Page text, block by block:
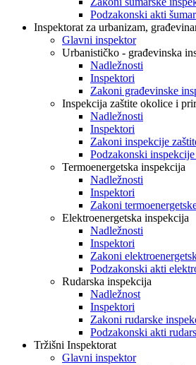
Podzakonski akti
Inspektorat za urbanizam,
Glavni inspektor
Urbanističko - građevinska
Nadležnosti
Inspektori
Zakoni građevinske
Inspekcija zaštite okolice i
Nadležnosti
Inspektori
Zakoni inspekcije
Podzakonski
Termoenergetska inspekcija
Nadležnosti
Inspektori
Zakoni
Elektroenergetska inspekcija
Nadležnosti
Inspektori
Zakoni
Podzakonski akti
Rudarska inspekcija
Nadležnost
Inspektori
Zakoni rudarske
Podzakonski akti
Tržišni Inspektorat
Glavni inspektor